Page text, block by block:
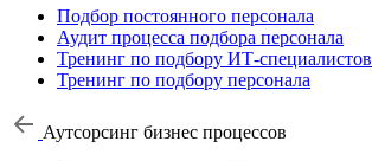
Подбор постоянного персонала
Аудит процесса подбора персонала
Тренинг по подбору ИТ-специалистов
Тренинг по подбору персонала
Аутсорсинг бизнес процессов